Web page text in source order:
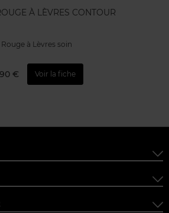
À LÈVRES CONTOUR
Rouge à Lèvres soin
€ Voir la fiche